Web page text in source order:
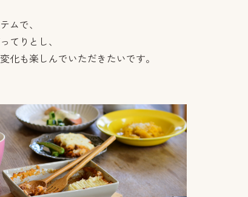
ムで、
てりとし、
化も楽しんでいただきたいです。